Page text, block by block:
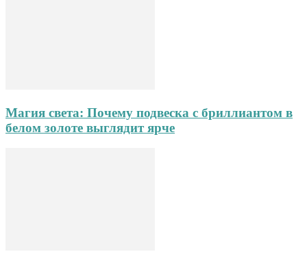
Магия света: Почему подвеска с бриллиантом в
белом золоте выглядит ярче